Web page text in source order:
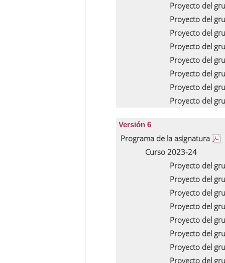
Proyecto del
Proyecto del
Proyecto del
Proyecto del
Proyecto del
Proyecto del
Proyecto del
Proyecto del
Versión 6
Programa de la asignatura
Curso 2023-24
Proyecto del
Proyecto del
Proyecto del
Proyecto del
Proyecto del
Proyecto del
Proyecto del
Proyecto del